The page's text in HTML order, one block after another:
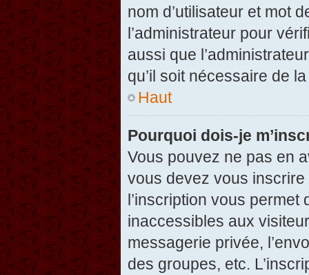
nom d’utilisateur et mot
l’administrateur pour
aussi que
qu’il soit nécessaire de
Haut
Pourquoi dois-je
Vous pouvez ne pas en
vous devez vous
l’inscription vous
inaccessibles aux
messagerie privée,
des groupes, etc.